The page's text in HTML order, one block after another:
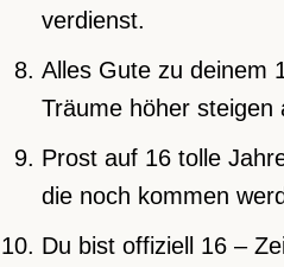
verdienst.
Alles Gute zu deinem
Träume höher steigen
Prost auf 16 tolle
die noch kommen
Du bist offiziell 16 –